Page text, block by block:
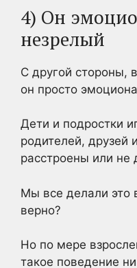
4) Он
незрелый
С другой стороны,
он просто
Дети и подростки
родителей, друзей
расстроены или не
Мы все делали это
верно?
Но по мере
такое поведение